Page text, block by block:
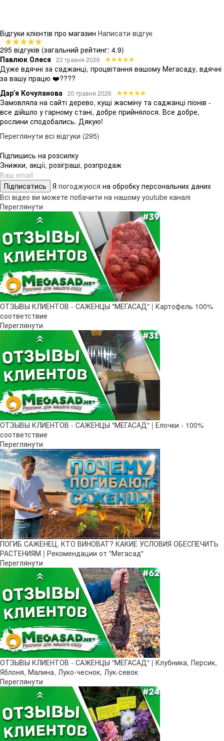
Відгуки клієнтів про магазин Написати відгук
295 відгуків (загальний рейтинг: 4.9)
Павлюк Олеся
22 травня 2026
Дуже вдячні за саджанці, процвітання вашому Мегасаду, вдячні
за вашу працю ❤️????
Дар'я Кочуланова
20 травня 2026
Замовляла на сайті дерево, кущі жасміну та саджанці піонів -
все дійшло у гарному стані, добре прийнялося. Все добре,
рослини сподобались. Дякую!
Переглянути всі відгуки (295)
Підпишись на розсилку
Знижки, акції, розіграші, розпродаж
Підписатись Я погоджуюся на обробку персональних даних
Всі відео ви можете побачити на нашому youtube каналі
Переглянути
ОТЗЫВЫ КЛИЕНТОВ - САЖЕНЦЫ "МЕГАСАД" | Картофель 100%
соответствие
Переглянути
ОТЗЫВЫ КЛИЕНТОВ - САЖЕНЦЫ "МЕГАСАД" | Елочки - 100%
соответствие
Переглянути
ПОГИБ САЖЕНЕЦ, КТО ВИНОВАТ? КАКИЕ УСЛОВИЯ ОБЕСПЕЧИТЬ
РАСТЕНИЯМ | Рекомендации от "Мегасад"
Переглянути
ОТЗЫВЫ КЛИЕНТОВ - САЖЕНЦЫ "МЕГАСАД" | Клубника, Персик,
Яблоня, Малина, Луко-чеснок, Лук-севок
Переглянути